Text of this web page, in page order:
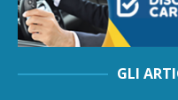
GLI